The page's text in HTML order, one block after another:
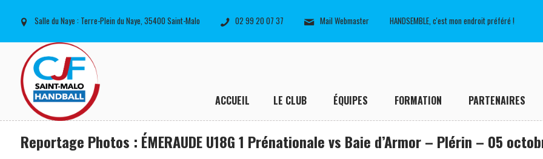
Salle du Naye : Terre-Plein du Naye, 35400 Saint-Malo 02 99 20 07 37 Mail Webmaster HANDSEMBLE, c'est mon endroit préféré !
ACCUEIL LE CLUB ÉQUIPES FORMATION PARTENAIRES
Reportage Photos : ÉMERAUDE U18G 1 Prénationale vs Baie d’Armor – Plérin – 05